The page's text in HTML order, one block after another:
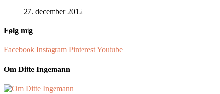
27. december 2012
Følg mig
Facebook Instagram PinterestYoutube
Om Ditte Ingemann